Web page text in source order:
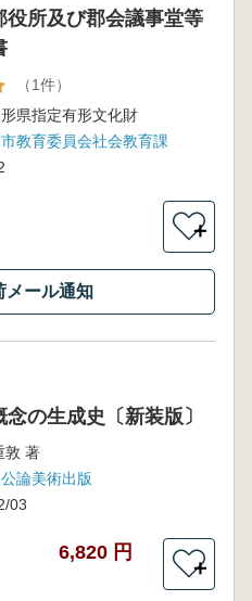
役所及び郡会議事堂等
（1件）
県指定有形文化財
教育委員会社会教育課
＋
メール通知
の生成史〔新装版〕
敦 著
論美術出版
03
6,820 円
＋